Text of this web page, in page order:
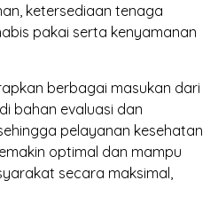
ketersediaan tenaga
pakai serta kenyamanan
berbagai masukan dari
bahan evaluasi dan
pelayanan kesehatan
optimal dan mampu
secara maksimal,